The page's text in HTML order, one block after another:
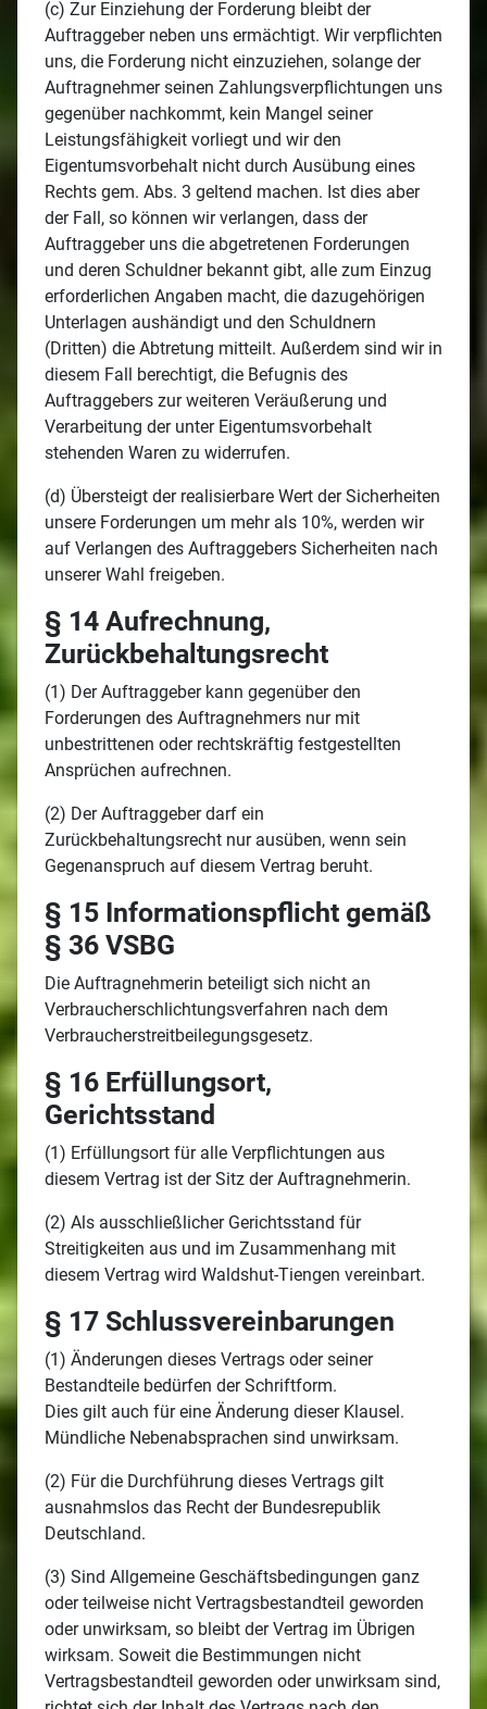
(c) Zur Einziehung der Forderung bleibt der
Auftraggeber neben uns ermächtigt. Wir verpflichten
uns, die Forderung nicht einzuziehen, solange der
Auftragnehmer seinen Zahlungsverpflichtungen uns
gegenüber nachkommt, kein Mangel seiner
Leistungsfähigkeit vorliegt und wir den
Eigentumsvorbehalt nicht durch Ausübung eines
Rechts gem. Abs. 3 geltend machen. Ist dies aber
der Fall, so können wir verlangen, dass der
Auftraggeber uns die abgetretenen Forderungen
und deren Schuldner bekannt gibt, alle zum Einzug
erforderlichen Angaben macht, die dazugehörigen
Unterlagen aushändigt und den Schuldnern
(Dritten) die Abtretung mitteilt. Außerdem sind wir in
diesem Fall berechtigt, die Befugnis des
Auftraggebers zur weiteren Veräußerung und
Verarbeitung der unter Eigentumsvorbehalt
stehenden Waren zu widerrufen.
(d) Übersteigt der realisierbare Wert der Sicherheiten
unsere Forderungen um mehr als 10%, werden wir
auf Verlangen des Auftraggebers Sicherheiten nach
unserer Wahl freigeben.
§ 14 Aufrechnung,
Zurückbehaltungsrecht
(1) Der Auftraggeber kann gegenüber den
Forderungen des Auftragnehmers nur mit
unbestrittenen oder rechtskräftig festgestellten
Ansprüchen aufrechnen.
(2) Der Auftraggeber darf ein
Zurückbehaltungsrecht nur ausüben, wenn sein
Gegenanspruch auf diesem Vertrag beruht.
§ 15 Informationspflicht gemäß
§ 36 VSBG
Die Auftragnehmerin beteiligt sich nicht an
Verbraucherschlichtungsverfahren nach dem
Verbraucherstreitbeilegungsgesetz.
§ 16 Erfüllungsort,
Gerichtsstand
(1) Erfüllungsort für alle Verpflichtungen aus
diesem Vertrag ist der Sitz der Auftragnehmerin.
(2) Als ausschließlicher Gerichtsstand für
Streitigkeiten aus und im Zusammenhang mit
diesem Vertrag wird Waldshut-Tiengen vereinbart.
§ 17 Schlussvereinbarungen
(1) Änderungen dieses Vertrags oder seiner
Bestandteile bedürfen der Schriftform.
Dies gilt auch für eine Änderung dieser Klausel.
Mündliche Nebenabsprachen sind unwirksam.
(2) Für die Durchführung dieses Vertrags gilt
ausnahmslos das Recht der Bundesrepublik
Deutschland.
(3) Sind Allgemeine Geschäftsbedingungen ganz
oder teilweise nicht Vertragsbestandteil geworden
oder unwirksam, so bleibt der Vertrag im Übrigen
wirksam. Soweit die Bestimmungen nicht
Vertragsbestandteil geworden oder unwirksam sind,